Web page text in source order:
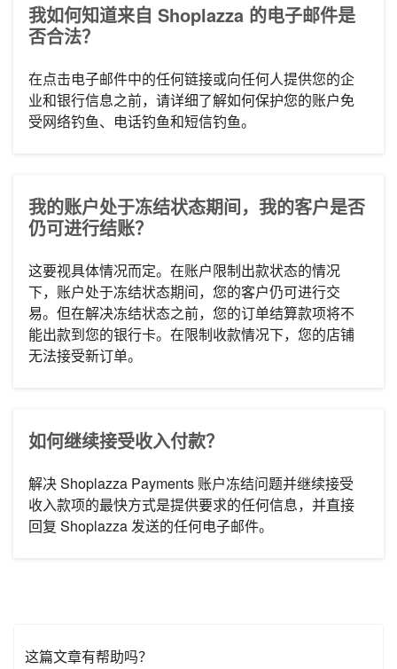
我如何知道来自 Shoplazza 的电子邮件是
否合法？
在点击电子邮件中的任何链接或向任何人提供您的企
业和银行信息之前，请详细了解如何保护您的账户免
受网络钓鱼、电话钓鱼和短信钓鱼。
我的账户处于冻结状态期间，我的客户是否
仍可进行结账？
这要视具体情况而定。在账户限制出款状态的情况
下，账户处于冻结状态期间，您的客户仍可进行交
易。但在解决冻结状态之前，您的订单结算款项将不
能出款到您的银行卡。在限制收款情况下，您的店铺
无法接受新订单。
如何继续接受收入付款？
解决 Shoplazza Payments 账户冻结问题并继续接受
收入款项的最快方式是提供要求的任何信息，并直接
回复 Shoplazza 发送的任何电子邮件。
这篇文章有帮助吗？